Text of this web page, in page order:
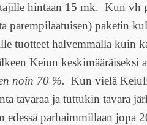
hintaan 15 mk. Kun vh
parempilaatuisen) paketin
tuotteet halvemmalla kuin
Keiun keskimääräiseksi
noin 70 %. Kun vielä
tavaraa ja tuttukin tavara
parhaimmillaan jopa